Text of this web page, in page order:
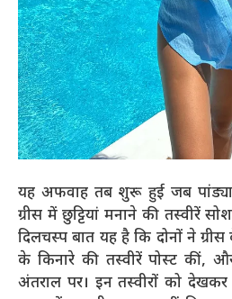
यह अफवाह तब शुरू हुई जब
ग्रीस में छुट्टियां मनाने की तस्वीरें
दिलचस्प बात यह है कि दोनों ने
के किनारे की तस्वीरें पोस्ट कीं,
अंतराल पर। इन तस्वीरों को